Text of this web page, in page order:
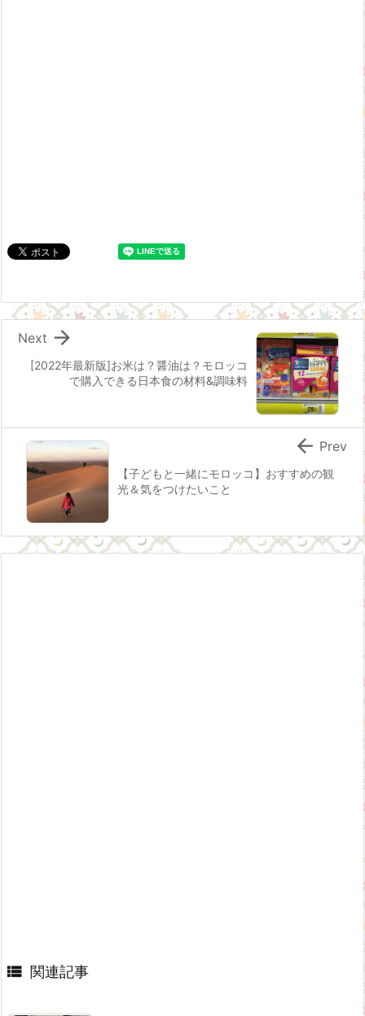
[2022年最新版]お米は？醤油は？モロッコ
で購入できる日本食の材料&調味料

Next
【子どもと一緒にモロッコ】おすすめの観
光＆気をつけたいこと
 Prev
 関連記事